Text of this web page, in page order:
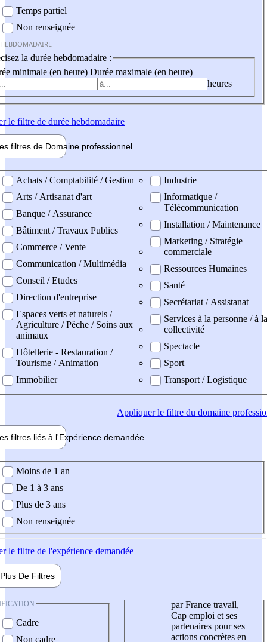
Temps partiel
Non renseignée
la durée hebdomadaire :
minimale (en heure) Durée maximale (en heure)
heures
le filtre de durée hebdomadaire
filtres de Domaine professionnel
professionel
Achats / Comptabilité / Gestion
Arts / Artisanat d'art
Banque / Assurance
Bâtiment / Travaux Publics
Commerce / Vente
Communication / Multimédia
Conseil / Etudes
Direction d'entreprise
Espaces verts et naturels /
Agriculture / Pêche / Soins aux
animaux
Hôtellerie - Restauration /
Tourisme / Animation
Immobilier
Industrie
Informatique /
Télécommunication
Installation / Maintenance
Marketing / Stratégie
commerciale
Ressources Humaines
Santé
Secrétariat / Assistanat
Services à la personne / à la
collectivité
Spectacle
Sport
Transport / Logistique
Appliquerle filtre du domaine
filtres liés à l'Expérience demandée
demandée
Moins de 1 an
De 1 à 3 ans
Plus de 3 ans
Non renseignée
le filtre de l'expérience demandée
Plus De Filtres
Cadre
Non cadre
par France travail,
Cap emploi et ses
partenaires pour ses
actions concrètes en